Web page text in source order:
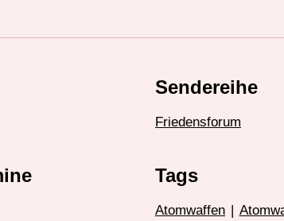
Sendereihe
Friedensforum
Tags
Atomwaffen